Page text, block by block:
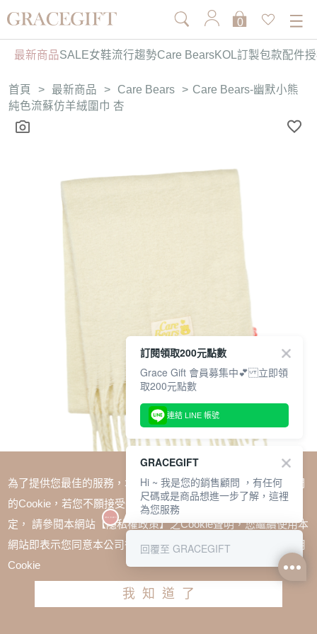
0
最新商品SALE女鞋流行趨勢Care BearsKOL訂製包款配件
首頁 > 最新商品 > Care Bears > Care Bears-幽默小熊
純色流蘇仿羊絨圍巾 杏
Care Bears-幽默小熊純色流蘇仿羊絨圍巾 杏
為了提供您最佳的服務，本網站會在您的電腦中放置並取用我們
的Cookie，若您不願接受Cookie時應如何變更電腦的Cookie設
定， 請參閱本網站【隱私權政策】之Cookie聲明，您繼續使用本
網站即表示您同意本公司得按本網站使用條款之Cookie聲明使用
Cookie
我知道了
訂閱領取200元點數
Grace Gift 會員募集中💕 立即領
取200元點數
連結 LINE 帳號
GRACEGIFT
Hi ~ 我是您的銷售顧問 ，有任何
尺碼或是商品想進一步了解，這裡
為您服務
回覆至 GRACEGIFT